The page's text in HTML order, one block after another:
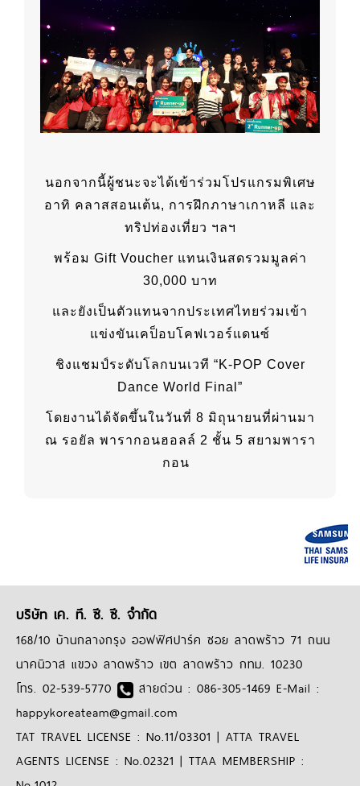
นอกจากนี้ผู้ชนะจะได้เข้าร่วมโปรแกรมพิเศษ
อาทิ คลาสสอนเต้น, การฝึกภาษาเกาหลี และ
ทริปท่องเที่ยว ฯลฯ
พร้อม Gift Voucher แทนเงินสดรวมมูลค่า
30,000 บาท
และยังเป็นตัวแทนจากประเทศไทยร่วมเข้า
แข่งขันเคป็อบโคฟเวอร์แดนซ์
ชิงแชมป์ระดับโลกบนเวที “K-POP Cover
Dance World Final”
โดยงานได้จัดขึ้นในวันที่ 8 มิถุนายนที่ผ่านมา
ณ รอยัล พารากอนฮอลล์ 2 ชั้น 5 สยามพารา
กอน
บริษัท เค. ที. ซี. ซี. จำกัด
168/10 บ้านกลางกรุง ออฟฟิศปาร์ค ซอย ลาดพร้าว 71 ถนน
นาคนิวาส แขวง ลาดพร้าว เขต ลาดพร้าว กทม. 10230
โทร. 02-539-5770
สายด่วน : 086-305-1469 E-Mail :
happykoreateam@gmail.com
TAT TRAVEL LICENSE : No.11/03301 | ATTA TRAVEL
AGENTS LICENSE : No.02321 | TTAA MEMBERSHIP :